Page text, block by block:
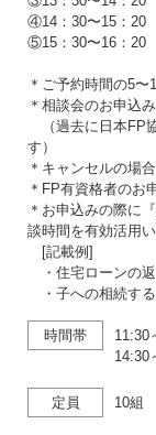
④14：30〜15：20
⑤15：30〜16：20
＊ご予約時間の5〜
＊相談会のお申込
（過去に日本FP
す）
＊キャンセルの場
＊FP有資格者のお
＊お申込みの際に
談時間を有効活用い
[記載例]
・住宅ローンの返
・子への相続する
時間帯 11:30
14:30
定員 10組